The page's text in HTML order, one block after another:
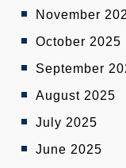
November
October 2025
September
August 2025
July 2025
June 2025